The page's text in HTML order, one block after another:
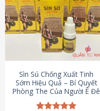
Sìn Sú Chống Xuất Tinh
Sớm Hiệu Quả – Bí Quyết
Phòng The Của Người Ê Đê